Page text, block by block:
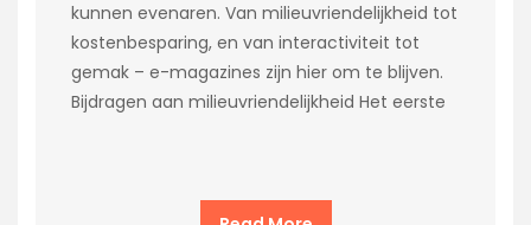
kunnen evenaren. Van milieuvriendelijkheid tot
kostenbesparing, en van interactiviteit tot
gemak – e-magazines zijn hier om te blijven.
Bijdragen aan milieuvriendelijkheid Het eerste